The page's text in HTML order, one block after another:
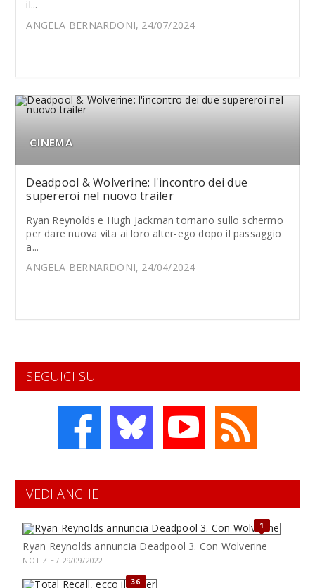
il...
ANGELA BERNARDONI, 24/07/2024
CINEMA
Deadpool & Wolverine: l'incontro dei due
supereroi nel nuovo trailer
Ryan Reynolds e Hugh Jackman tornano sullo schermo
per dare nuova vita ai loro alter-ego dopo il passaggio
a...
ANGELA BERNARDONI, 24/04/2024
SEGUICI SU
VEDI ANCHE
1
Ryan Reynolds annuncia Deadpool 3. Con Wolverine
NOTIZIE / 29/09/2022
36